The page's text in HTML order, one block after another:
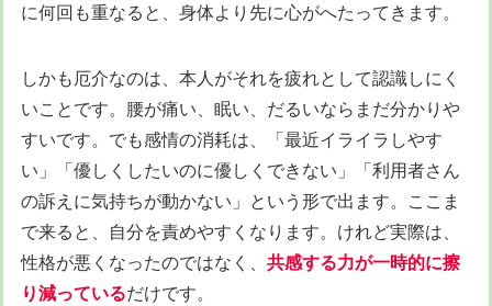
に何回も重なると、身体より先に心がへたってきます。
しかも厄介なのは、本人がそれを疲れとして認識しにく
いことです。腰が痛い、眠い、だるいならまだ分かりや
すいです。でも感情の消耗は、「最近イライラしやす
い」「優しくしたいのに優しくできない」「利用者さん
の訴えに気持ちが動かない」という形で出ます。ここま
で来ると、自分を責めやすくなります。けれど実際は、
性格が悪くなったのではなく、 共感する力が一時的に擦
り減っているだけです。